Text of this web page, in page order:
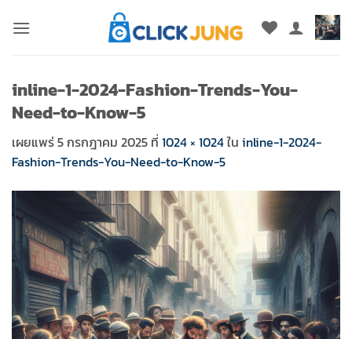
inline-1-2024-Fashion-Trends-You-
Need-to-Know-5
เผยแพร่5 กรกฎาคม 2025 ที่ 1024 × 1024ใน inline-1-2024-
Fashion-Trends-You-Need-to-Know-5